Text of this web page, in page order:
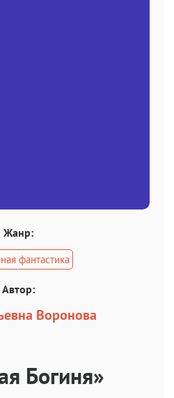
Жанр:
фантастика
Автор:
Воронова
Богиня»